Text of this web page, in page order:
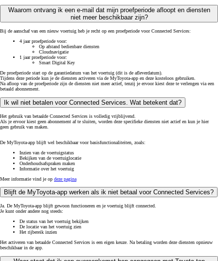
Waarom ontvang ik een e-mail dat mijn proefperiode afloopt en diensten
niet meer beschikbaar zijn?
Bij de aanschaf van een nieuw voertuig heb je recht op een proefperiode voor Connected Services:
4 jaar proefperiode voor:
Op afstand bedienbare diensten
Cloudnavigatie
1 jaar proefperiode voor:
Smart Digital Key
De proefperiode start op de garantiedatum van het voertuig (dit is de afleverdatum).
Tijdens deze periode kun je de diensten activeren via de MyToyota-app en deze kosteloos gebruiken.
Na afloop van de proefperiode zijn de diensten niet meer actief, tenzij je ervoor kiest deze te verlengen via een
betaald abonnement.
Ik wil niet betalen voor Connected Services. Wat betekent dat?
Het gebruik van betaalde Connected Services is volledig vrijblijvend.
Als je ervoor kiest geen abonnement af te sluiten, worden deze specifieke diensten niet actief en kun je hier
geen gebruik van maken.
De MyToyota-app blijft wel beschikbaar voor basisfunctionaliteiten, zoals:
Inzien van de voertuigstatus
Bekijken van de voertuiglocatie
Onderhoudsafspraken maken
Informatie over het voertuig
Meer informatie vind je op deze pagina
Blijft de MyToyota-app werken als ik niet betaal voor Connected Services?
Ja. De MyToyota-app blijft gewoon functioneren en je voertuig blijft connected.
Je kunt onder andere nog steeds:
De status van het voertuig bekijken
De locatie van het voertuig zien
Het rijbereik inzien
Het activeren van betaalde Connected Services is een eigen keuze. Na betaling worden deze diensten opnieuw
beschikbaar in de app.